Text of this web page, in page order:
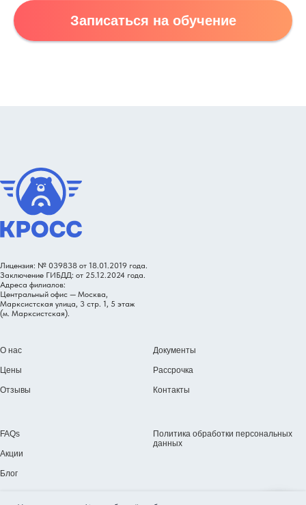
Записаться на обучение
Лицензия: № 039838 от 18.01.2019 года.
Заключение ГИБДД: от 25.12.2024 года.
Адреса филиалов:
Центральный офис — Москва,
Марксистская улица, 3 стр. 1, 5 этаж
(м. Марксистская).
О нас
Цены
Отзывы
Документы
Рассрочка
Контакты
FAQs
Акции
Блог
Политика обработки персональных
данных